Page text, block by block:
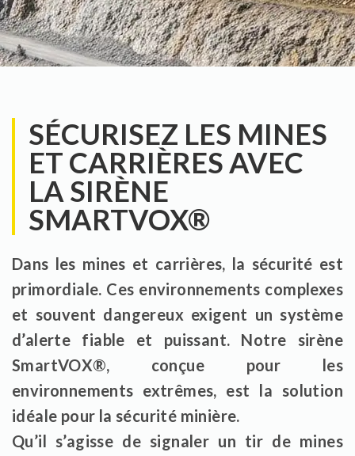
SÉCURISEZ LES MINES
ET CARRIÈRES AVEC
LA SIRÈNE
SMARTVOX®
Dans les mines et carrières, la sécurité est
primordiale. Ces environnements complexes
et souvent dangereux exigent un système
d’alerte fiable et puissant. Notre sirène
SmartVOX®, conçue pour les
environnements extrêmes, est la solution
idéale pour la sécurité minière.
Qu’il s’agisse de signaler un tir de mines